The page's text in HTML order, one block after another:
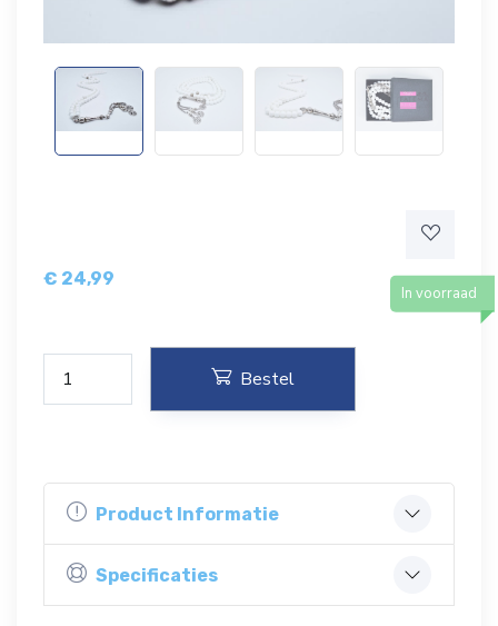
€ 24,99
In voorraad
Bestel
Product Informatie
Specificaties